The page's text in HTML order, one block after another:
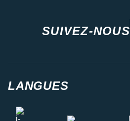
SUIVEZ-NOUS
LANGUES